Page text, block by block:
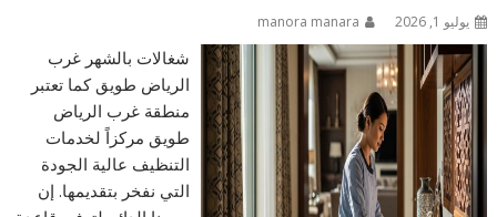
يوليو 1, 2026 manora manara
شغالات بالشهر غرب
الرياض طويق كما تعتبر
منطقة غرب الرياض
طويق مركزاً لخدمات
التنظيف عالية الجودة
التي نفخر بتقديمها. إن